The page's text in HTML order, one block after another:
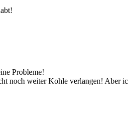
Probleme!
noch weiter Kohle verlangen! Aber